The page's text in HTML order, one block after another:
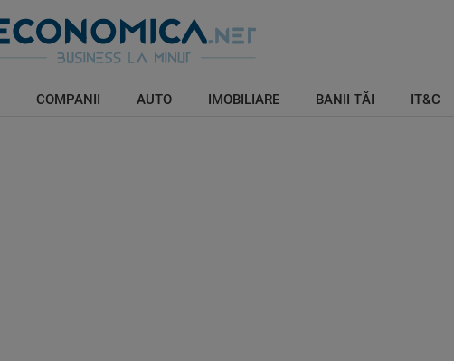
COMPANII AUTO IMOBILIARE BANII TĂI IT&C